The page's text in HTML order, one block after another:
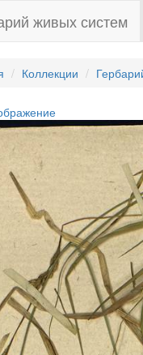
живых систем
Коллекции